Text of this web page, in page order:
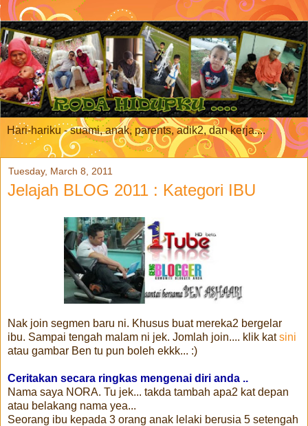
Hari-hariku - suami, anak, parents, adik2, dan kerja....
Tuesday, March 8, 2011
Jelajah BLOG 2011 : Kategori IBU
Nak join segmen baru ni. Khusus buat mereka2 bergelar
ibu. Sampai tengah malam ni jek. Jomlah join.... klik katsini
atau gambar Ben tu pun boleh ekkk... :)
Ceritakan secara ringkas mengenai diri anda ..
Nama saya NORA. Tu jek... takda tambah apa2 kat depan
atau belakang nama yea...
Seorang ibu kepada 3 orang anak lelaki berusia 5 setengah